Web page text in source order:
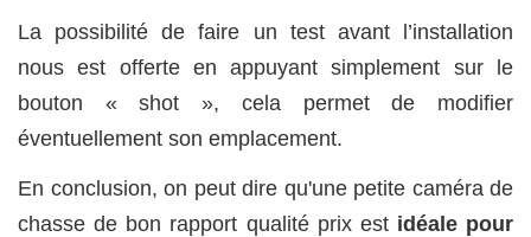
La possibilité de faire un test avant l’installation
nous est offerte en appuyant simplement sur le
bouton « shot », cela permet de modifier
éventuellement son emplacement.
En conclusion, on peut dire qu'une petite caméra de
chasse de bon rapport qualité prix est idéale pour